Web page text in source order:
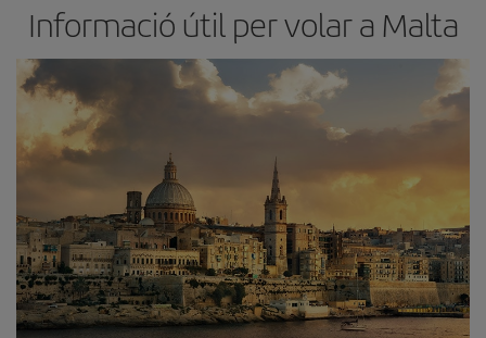
Informació útil per volar a Malta